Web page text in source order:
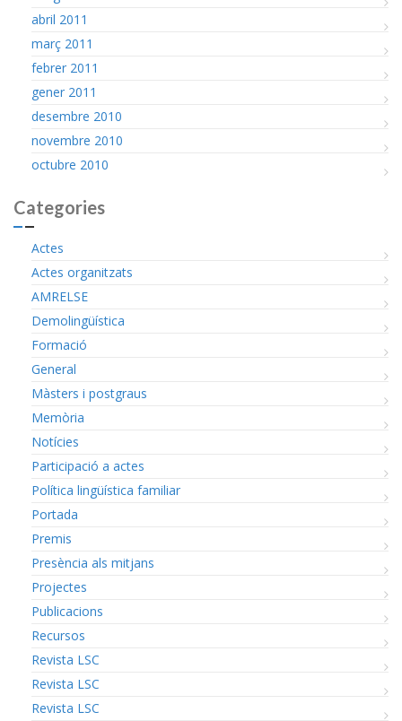
abril 2011
març 2011
febrer 2011
gener 2011
desembre 2010
novembre 2010
octubre 2010
Categories
Actes
Actes organitzats
AMRELSE
Demolingüística
Formació
General
Màsters i postgraus
Memòria
Notícies
Participació a actes
Política lingüística familiar
Portada
Premis
Presència als mitjans
Projectes
Publicacions
Recursos
Revista LSC
Revista LSC
Revista LSC